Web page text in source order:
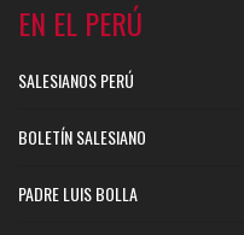
EN EL PERÚ
SALESIANOS PERÚ
BOLETÍN SALESIANO
PADRE LUIS BOLLA